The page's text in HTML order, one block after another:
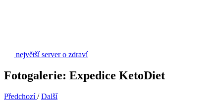
největší server o zdraví
Fotogalerie: Expedice KetoDiet
Předchozí / Další